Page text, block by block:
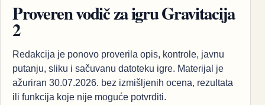
Proveren vodič za igru Gravitacija
2
Redakcija je ponovo proverila opis, kontrole, javnu
putanju, sliku i sačuvanu datoteku igre. Materijal je
ažuriran 30.07.2026. bez izmišljenih ocena, rezultata
ili funkcija koje nije moguće potvrditi.